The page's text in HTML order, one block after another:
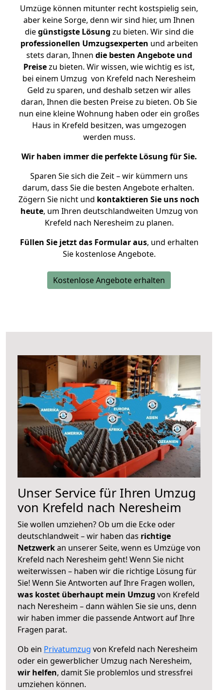
Umzüge können mitunter recht kostspielig sein,
aber keine Sorge, denn wir sind hier, um Ihnen
diegünstigste Lösung zu bieten. Wir sind die
professionellen Umzugsexperten und arbeiten
stets daran, Ihnen die besten Angebote und
Preisezu bieten. Wir wissen, wie wichtig es ist,
bei einem Umzug von Krefeld nach Neresheim
Geld zu sparen, und deshalb setzen wir alles
daran, Ihnen die besten Preise zu bieten. Ob Sie
nun eine kleine Wohnung haben oder ein großes
Haus in Krefeld besitzen, was umgezogen
werden muss.
Wir haben immer die perfekte Lösung für Sie.
Sparen Sie sich die Zeit – wir kümmern uns
darum, dass Sie die besten Angebote erhalten.
Zögern Sie nicht und kontaktieren Sie uns noch
heute, um Ihren deutschlandweiten Umzug von
Krefeld nach Neresheim zu planen.
Füllen Sie jetzt das Formular aus, und erhalten
Sie kostenlose Angebote.
Kostenlose Angebote erhalten
Unser Service für Ihren Umzug
von Krefeld nach Neresheim
Sie wollen umziehen? Ob um die Ecke oder
deutschlandweit – wir haben das richtige
Netzwerkan unserer Seite, wenn es Umzüge von
Krefeld nach Neresheim geht! Wenn Sie nicht
weiterwissen – haben wir die richtige Lösung für
Sie! Wenn Sie Antworten auf Ihre Fragen wollen,
was kostet überhaupt mein Umzug von Krefeld
nach Neresheim – dann wählen Sie sie uns, denn
wir haben immer die passende Antwort auf Ihre
Fragen parat.
Ob ein Privatumzug von Krefeld nach Neresheim
oder ein gewerblicher Umzug nach Neresheim,
wir helfen, damit Sie problemlos und stressfrei
umziehen können.